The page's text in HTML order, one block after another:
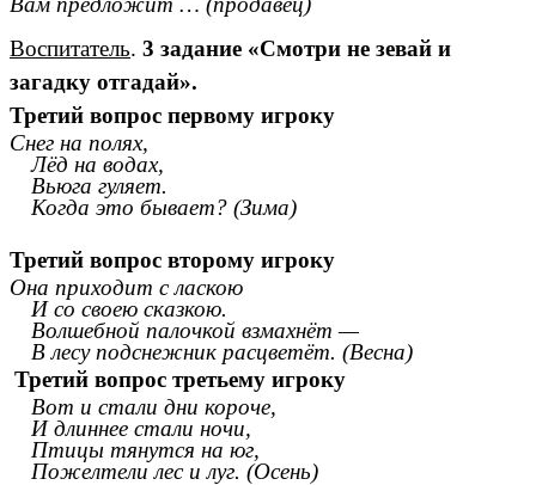
Воспитатель. 3 задание «Смотри не зевай и
загадку отгадай».
Третий вопрос первому игроку
Снег на полях,
Лёд на водах,
Вьюга гуляет.
Когда это бывает? (Зима)
Третий вопрос второму игроку
Она приходит с ласкою
И со своею сказкою.
Волшебной палочкой взмахнёт —
В лесу подснежник расцветёт. (Весна)
Третий вопрос третьему игроку
Вот и стали дни короче,
И длиннее стали ночи,
Птицы тянутся на юг,
Пожелтели лес и луг. (Осень)